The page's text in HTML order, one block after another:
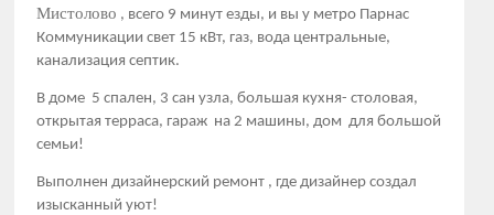
Мистолово , всего 9 минут езды, и вы у метро Парнас
Коммуникации свет 15 кВт, газ, вода центральные,
канализация септик.
В доме 5 спален, 3 сан узла, большая кухня- столовая,
открытая терраса, гараж на 2 машины, дом для большой
семьи!
Выполнен дизайнерский ремонт , где дизайнер создал
изысканный уют!